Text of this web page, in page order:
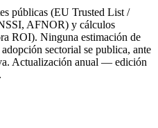
públicas (EU Trusted List /
AFNOR) y cálculos
ROI). Ninguna estimación de
sectorial se publica, ante
Actualización anual — edición